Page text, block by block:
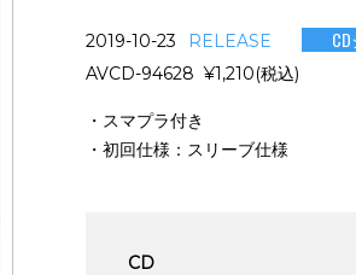
2019-10-23 RELEASE
AVCD-94628 ¥1,210(税込)
・スマプラ付き
・初回仕様：スリーブ仕様
CD